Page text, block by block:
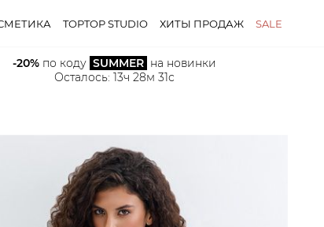
TOPTOP STUDIO ХИТЫ ПРОДАЖ SALE
-20% по коду SUMMER на новинки
Осталось: 13ч 28м 29с